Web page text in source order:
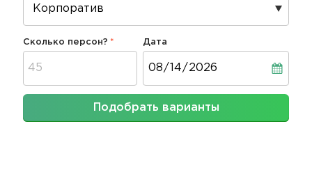
Сколько персон? Дата
Подобрать варианты